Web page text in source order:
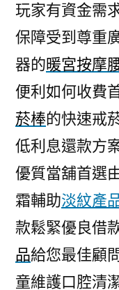
玩家有資金需
保障受到尊重
器的暖宮按摩
便利如何收費
菸棒的快速戒
低利息還款方
優質當舖首選
霜輔助淡紋產
款鬆緊優良借
品給您最佳顧
童維護口腔清